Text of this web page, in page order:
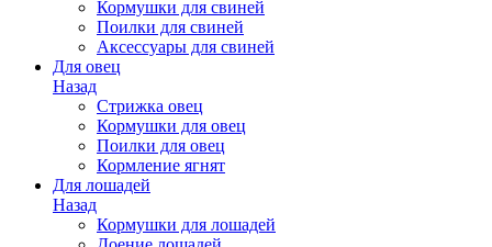
Кормушки для свиней
Поилки для свиней
Аксессуары для свиней
Для овец
Назад
Стрижка овец
Кормушки для овец
Поилки для овец
Кормление ягнят
Для лошадей
Назад
Кормушки для лошадей